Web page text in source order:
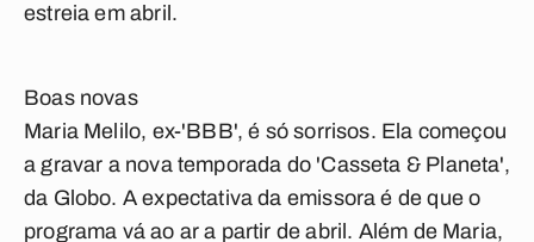
estreia em abril.
Boas novas
Maria Melilo, ex-'BBB', é só sorrisos. Ela começou
a gravar a nova temporada do 'Casseta & Planeta',
da Globo. A expectativa da emissora é de que o
programa vá ao ar a partir de abril. Além de Maria,